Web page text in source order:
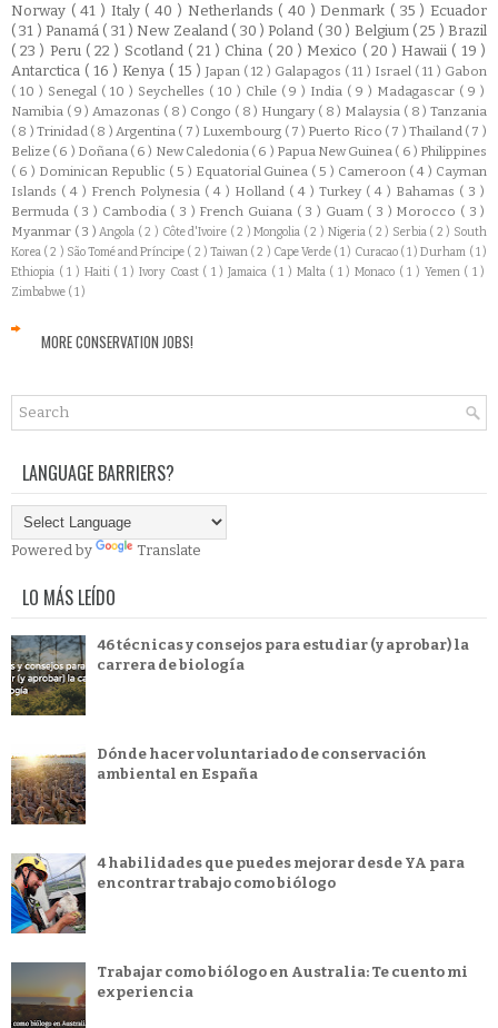
Norway ( 41 ) Italy ( 40 ) Netherlands ( 40 )Denmark ( 35 ) Ecuador
( 31 )Panamá ( 31 ) New Zealand ( 30 )Poland ( 30 ) Belgium ( 25 )Brazil
( 23 ) Peru ( 22 ) Scotland ( 21 ) China ( 20 ) Mexico ( 20 )Hawaii ( 19 )
Antarctica ( 16 ) Kenya ( 15 ) Japan ( 12 ) Galapagos ( 11 ) Israel ( 11 ) Gabon
( 10 ) Senegal ( 10 ) Seychelles ( 10 ) Chile ( 9 ) India ( 9 ) Madagascar ( 9 )
Namibia ( 9 ) Amazonas ( 8 ) Congo ( 8 ) Hungary ( 8 ) Malaysia ( 8 ) Tanzania
( 8 ) Trinidad ( 8 )Argentina ( 7 ) Luxembourg ( 7 ) Puerto Rico ( 7 ) Thailand ( 7 )
Belize ( 6 ) Doñana ( 6 ) New Caledonia ( 6 ) Papua New Guinea ( 6 ) Philippines
( 6 ) Dominican Republic ( 5 ) Equatorial Guinea ( 5 ) Cameroon ( 4 ) Cayman
Islands ( 4 ) French Polynesia ( 4 ) Holland ( 4 ) Turkey ( 4 ) Bahamas ( 3 )
Bermuda ( 3 ) Cambodia ( 3 ) French Guiana ( 3 ) Guam ( 3 ) Morocco ( 3 )
Myanmar ( 3 )Angola ( 2 ) Côte d'Ivoire ( 2 )Mongolia ( 2 ) Nigeria ( 2 ) Serbia ( 2 ) South
Korea ( 2 ) São Tomé and Príncipe ( 2 ) Taiwan ( 2 ) Cape Verde ( 1 ) Curacao ( 1 )Durham ( 1 )
Ethiopia ( 1 ) Haiti ( 1 ) Ivory Coast ( 1 )Jamaica ( 1 ) Malta ( 1 )Monaco ( 1 ) Yemen ( 1 )
Zimbabwe ( 1 )
MORE CONSERVATION JOBS!
LANGUAGE BARRIERS?
Powered by Translate
LO MÁS LEÍDO
46 técnicas y consejos para estudiar (y aprobar) la
carrera de biología
Dónde hacer voluntariado de conservación
ambiental en España
4 habilidades que puedes mejorar desde YA para
encontrar trabajo como biólogo
Trabajar como biólogo en Australia: Te cuento mi
experiencia